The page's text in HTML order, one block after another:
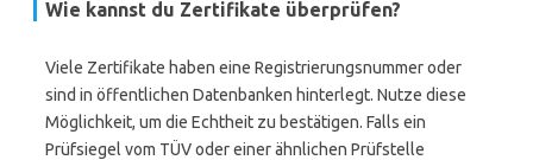
Wie kannst du Zertifikate überprüfen?
Viele Zertifikate haben eine Registrierungsnummer oder
sind in öffentlichen Datenbanken hinterlegt. Nutze diese
Möglichkeit, um die Echtheit zu bestätigen. Falls ein
Prüfsiegel vom TÜV oder einer ähnlichen Prüfstelle